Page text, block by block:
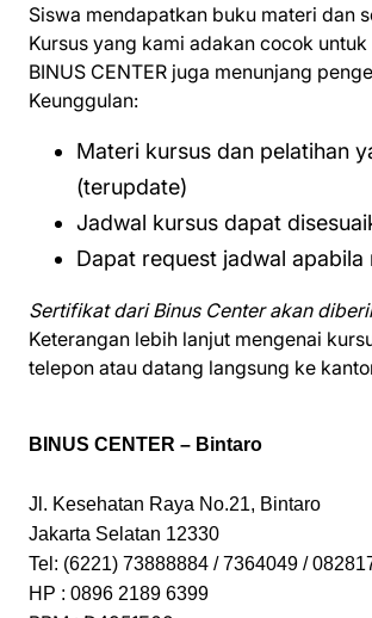
Siswa mendapatkan buku materi dan
Kursus yang kami adakan cocok
BINUS CENTER juga menunjang
Keunggulan:
Materi kursus dan pelatihan
(terupdate)
Jadwal kursus dapat
Dapat request jadwal
Sertifikat dari Binus Center akan
Keterangan lebih lanjut mengenai
telepon atau datang langsung ke
BINUS CENTER – Bintaro
Jl. Kesehatan Raya No.21, Bintaro
Jakarta Selatan 12330
Tel: (6221) 73888884 / 7364049 /
HP : 0896 2189 6399